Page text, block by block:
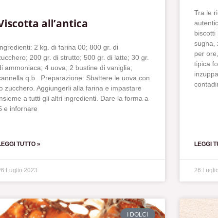
all’antica
2 kg. di farina 00; 800 gr. di
200 gr. di strutto; 500 gr. di latte; 30 gr.
ammoniaca; 4 uova; 2 bustine di vaniglia;
q.b.. Preparazione: Sbattere le uova con
zucchero. Aggiungerli alla farina e impastare
a tutti gli altri ingredienti. Dare la forma a
e infornare
TUTTO »
Luglio 2023
Tra le
biscotti
sugna,
per
tipica
LEGGI
26
I DOLCI